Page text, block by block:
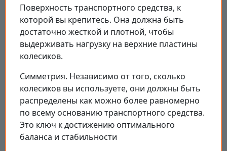
Поверхность транспортного средства, к
которой вы крепитесь. Она должна быть
достаточно жесткой и плотной, чтобы
выдерживать нагрузку на верхние пластины
колесиков.
Симметрия. Независимо от того, сколько
колесиков вы используете, они должны быть
распределены как можно более равномерно
по всему основанию транспортного средства.
Это ключ к достижению оптимального
баланса и стабильности